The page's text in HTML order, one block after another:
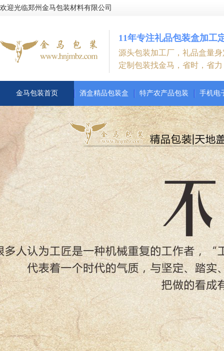
欢迎光临郑州金马包装材料有限公司
11年专注礼品包装盒加工
源头包装加工厂，礼品盒量
定制包装找金马，省时，省
金马包装首页 酒盒精品包装盒 特产农产品包装 手机电